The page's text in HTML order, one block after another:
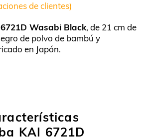
de clientes)
Wasabi Black, de 21 cm de
de polvo de bambú y
en Japón.
KAI 6721D